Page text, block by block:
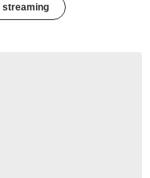
streaming